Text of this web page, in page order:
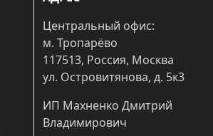
Центральный офис:
м. Тропарёво
117513, Россия, Москва
ул. Островитянова, д. 5к3
ИП Махненко Дмитрий
Владимирович